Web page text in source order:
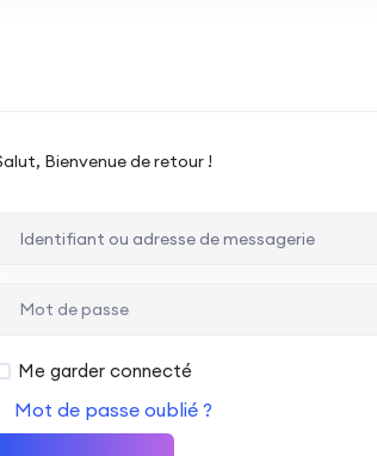
Bienvenue de retour !
Me garder connecté
Mot de passe oublié ?